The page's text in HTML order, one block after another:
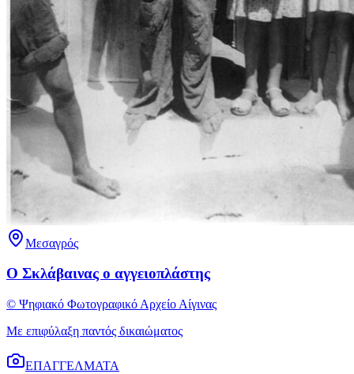
Μεσαγρός
Ο Σκλάβαινας ο αγγειοπλάστης
© Ψηφιακό Φωτογραφικό Αρχείο Αίγινας
Με επιφύλαξη παντός δικαιώματος
ΕΠΑΓΓΕΛΜΑΤΑ